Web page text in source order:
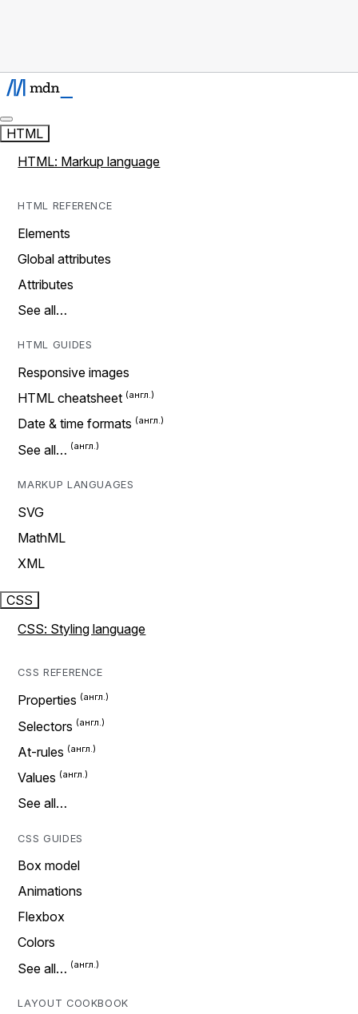
HTML
HTML: Markup language
HTML REFERENCE
Elements
Global attributes
Attributes
See all…
HTML GUIDES
Responsive images
HTML cheatsheet
Date & time formats
See all…
MARKUP LANGUAGES
SVG
MathML
XML
CSS
CSS: Styling language
CSS REFERENCE
Properties
Selectors
At-rules
Values
See all…
CSS GUIDES
Box model
Animations
Flexbox
Colors
See all…
LAYOUT COOKBOOK